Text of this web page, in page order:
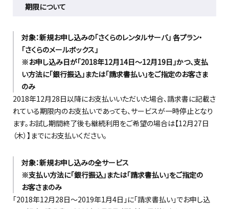
期限について
対象：新規お申し込みの「さくらのレンタルサーバ」 各プラン・
「さくらのメールボックス」
※お申し込み日が「2018年12月14日～12月19日」かつ、支払
い方法に「銀行振込」または「請求書払い」をご指定のお客さま
のみ
2018年12月28日以降にお支払いいただいた場合、請求書に記載さ
れている期限内のお支払いであっても、サービスが一時停止となり
ます。お試し期間終了後も継続利用をご希望の場合は【12月27日
（木）】までにお支払いください。
対象：新規お申し込みの全サービス
※支払い方法に「銀行振込」または「請求書払い」をご指定の
お客さまのみ
「2018年12月28日～2019年1月4日」に「請求書払い」でお申し込